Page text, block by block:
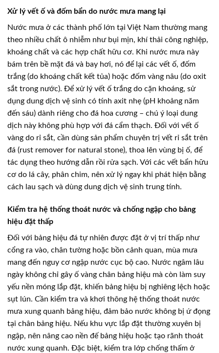
Xử lý vết ố và đốm bẩn do nước mưa mang lại
Nước mưa ở các thành phố lớn tại Việt Nam thường mang
theo nhiều chất ô nhiễm như bụi mịn, khí thải công nghiệp,
khoáng chất và các hợp chất hữu cơ. Khi nước mưa này
bám trên bề mặt đá và bay hơi, nó để lại các vết ố, đốm
trắng (do khoáng chất kết tủa) hoặc đốm vàng nâu (do oxit
sắt trong nước). Để xử lý vết ố trắng do cặn khoáng, sử
dụng dung dịch vệ sinh có tính axit nhẹ (pH khoảng năm
đến sáu) dành riêng cho đá hoa cương – chú ý loại dung
dịch này không phù hợp với đá cẩm thạch. Đối với vết ố
vàng do rỉ sắt, cần dùng sản phẩm chuyên trị vết rỉ sắt trên
đá (rust remover for natural stone), thoa lên vùng bị ố, để
tác dụng theo hướng dẫn rồi rửa sạch. Với các vết bẩn hữu
cơ do lá cây, phân chim, nên xử lý ngay khi phát hiện bằng
cách lau sạch và dùng dung dịch vệ sinh trung tính.
Kiểm tra hệ thống thoát nước và chống ngập cho bảng
hiệu đặt thấp
Đối với bảng hiệu đá tự nhiên được đặt ở vị trí thấp như
cổng ra vào, chân tường hoặc bồn cảnh quan, mùa mưa
mang đến nguy cơ ngập nước cục bộ cao. Nước ngâm lâu
ngày không chỉ gây ố vàng chân bảng hiệu mà còn làm suy
yếu nền móng lắp đặt, khiến bảng hiệu bị nghiêng lệch hoặc
sụt lún. Cần kiểm tra và khơi thông hệ thống thoát nước
mưa xung quanh bảng hiệu, đảm bảo nước không bị ứ đọng
tại chân bảng hiệu. Nếu khu vực lắp đặt thường xuyên bị
ngập, nên nâng cao nền đế bảng hiệu hoặc tạo rãnh thoát
nước xung quanh. Đặc biệt, kiểm tra lớp chống thấm ở